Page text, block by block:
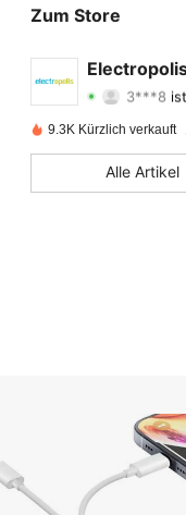
Zum Store
3***8ist
4,66 Bewertung
4,66
9.3K Kürzlich verkauft
Alle Artikel